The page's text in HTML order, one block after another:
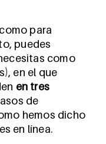
para
puedes
como
en el que
en tres
de
hemos dicho
en línea.